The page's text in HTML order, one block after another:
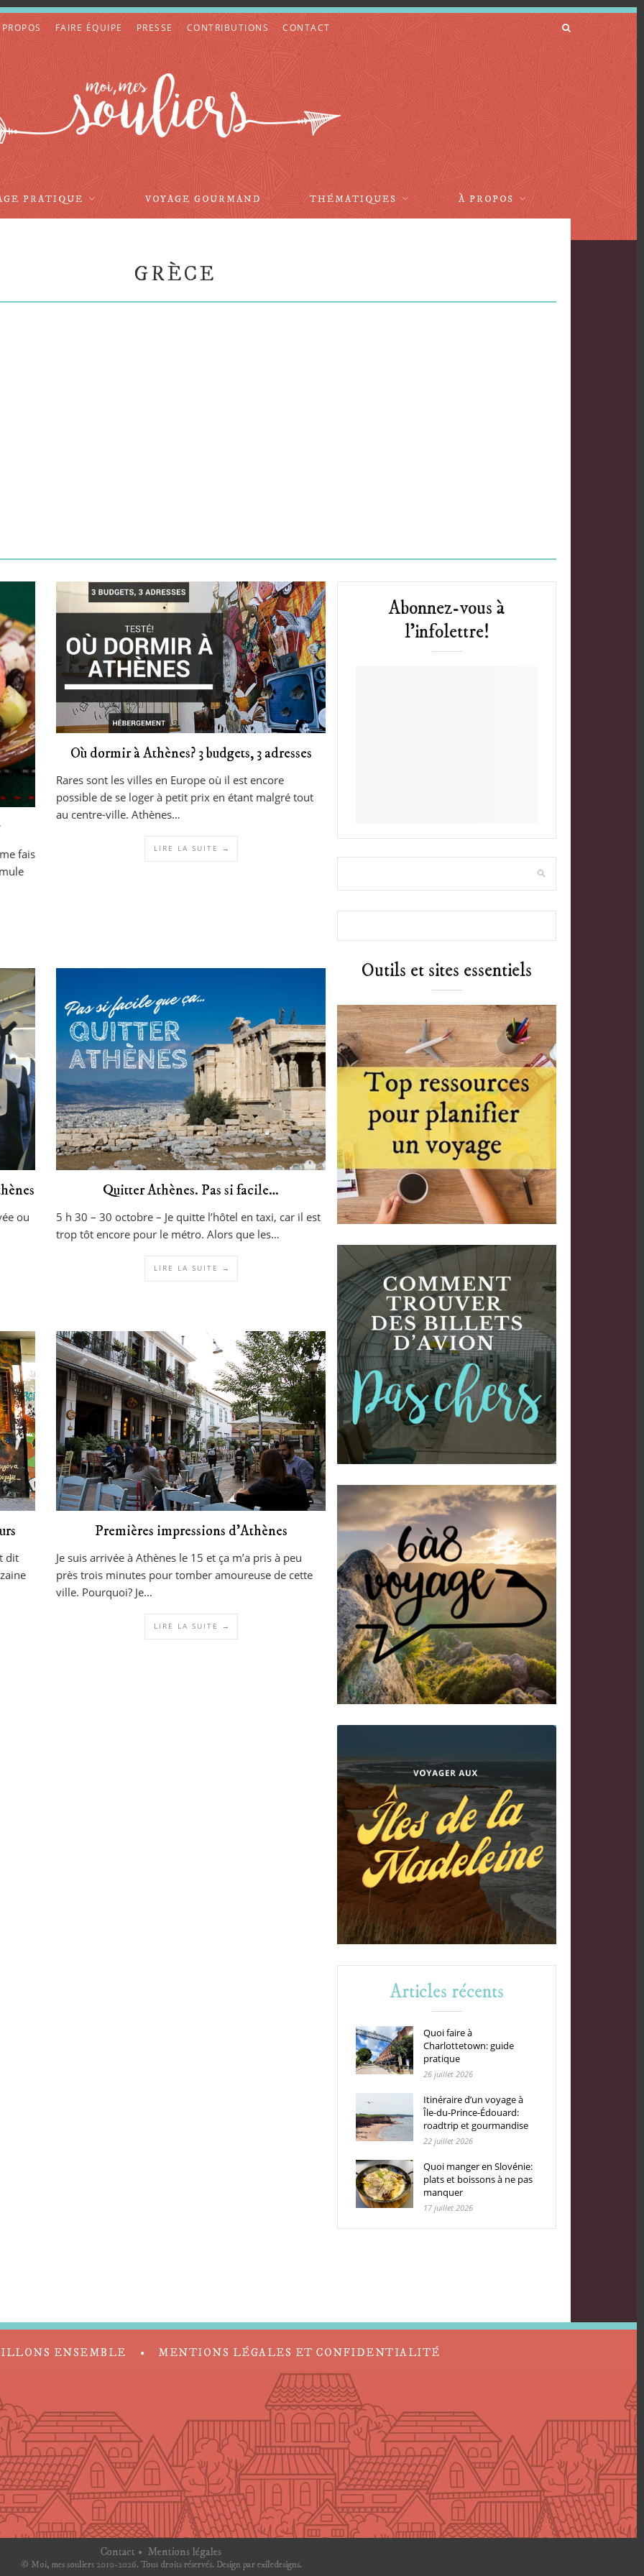
FAIRE ÉQUIPE PRESSE CONTRIBUTIONS CONTACT
PRATIQUE VOYAGE GOURMAND THÉMATIQUES À PROPOS
GRÈCE
fais
Où dormir à Athènes? 3 budgets, 3 adresses
Rares sont les villes en Europe où il est encore
possible de se loger à petit prix en étant malgré tout
au centre-ville. Athènes…
LIRE LA SUITE →
ou
Quitter Athènes. Pas si facile…
5 h 30 – 30 octobre – Je quitte l’hôtel en taxi, car il est
trop tôt encore pour le métro. Alors que les…
LIRE LA SUITE →
dit
Premières impressions d’Athènes
Je suis arrivée à Athènes le 15 et ça m’a pris à peu
près trois minutes pour tomber amoureuse de cette
ville. Pourquoi? Je…
LIRE LA SUITE →
Abonnez-vous à
l’infolettre!
Outils et sites essentiels
Articles récents
Quoi faire à
Charlottetown: guide
pratique
26 juillet 2026
Itinéraire d’un voyage à
Île-du-Prince-Édouard:
roadtrip et gourmandise
22 juillet 2026
Quoi manger en Slovénie:
plats et boissons à ne pas
manquer
17 juillet 2026
ENSEMBLE MENTIONS LÉGALES ET CONFIDENTIALITÉ
Contact Mentions légales
© Moi, mes souliers 2010-2026. Tous droits réservés. Design par exiledesigns.